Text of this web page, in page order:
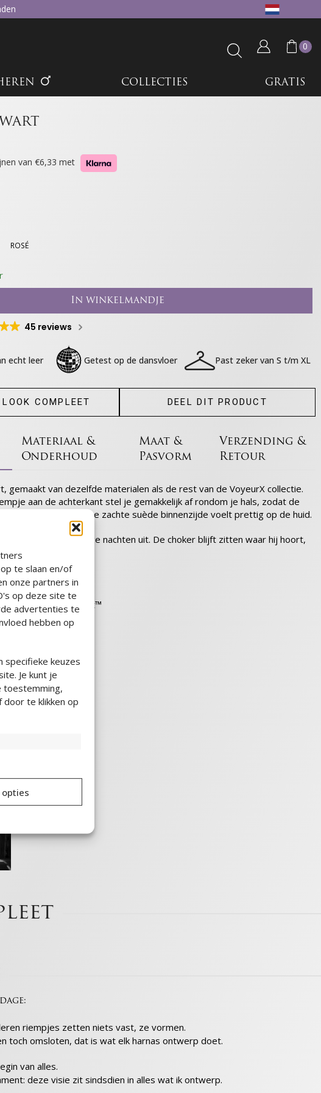
te slaan en/of
onze partners in
op deze site te
advertenties te
hebben op
specifieke keuzes
Je kunt je
toestemming,
door te klikken op
meten,
om
van
Altijd actief
opties
0
COLLECTIES GRATIS
van €6,33 met
ROSÉ
In winkelmandje
45 reviews
echt leer Getest op de dansvloer Past zeker van S t/m XL
COMPLEET DEEL DIT PRODUCT
Materiaal &
Onderhoud
Maat &
Pasvorm
Verzending &
Retour
gemaakt van dezelfde materialen als de rest van de VoyeurX collectie.
aan de achterkant stel je gemakkelijk af rondom je hals, zodat de
zonder te knellen. De zachte suède binnenzijde voelt prettig op de huid.
avonden en lange nachten uit. De choker blijft zitten waar hij hoort,
en bewegen.
binnenzijde
atelier in Nederland
Adjustable Fit™
metaal details
riempjes zetten niets vast, ze vormen.
toch omsloten, dat is wat elk harnas ontwerp doet.
van alles.
deze visie zit sindsdien in alles wat ik ontwerp.